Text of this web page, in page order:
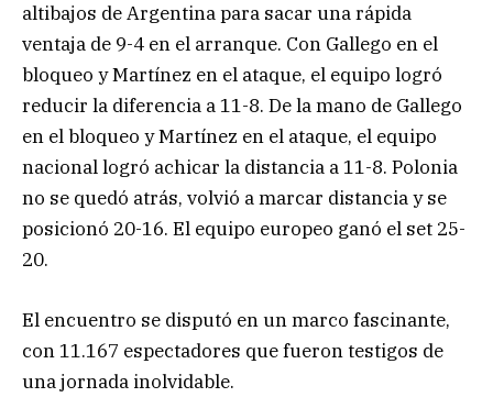
altibajos de Argentina para sacar una rápida
ventaja de 9-4 en el arranque. Con Gallego en el
bloqueo y Martínez en el ataque, el equipo logró
reducir la diferencia a 11-8. De la mano de Gallego
en el bloqueo y Martínez en el ataque, el equipo
nacional logró achicar la distancia a 11-8. Polonia
no se quedó atrás, volvió a marcar distancia y se
posicionó 20-16. El equipo europeo ganó el set 25-
20.
El encuentro se disputó en un marco fascinante,
con 11.167 espectadores que fueron testigos de
una jornada inolvidable.